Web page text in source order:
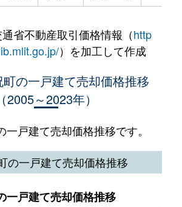
省不動産取引価格情報（http
）を加工して作成
の一戸建て売却価格推移
（2005～2023年）
一戸建て売却価格推移です。
の一戸建て売却価格推移
一戸建て売却価格推移